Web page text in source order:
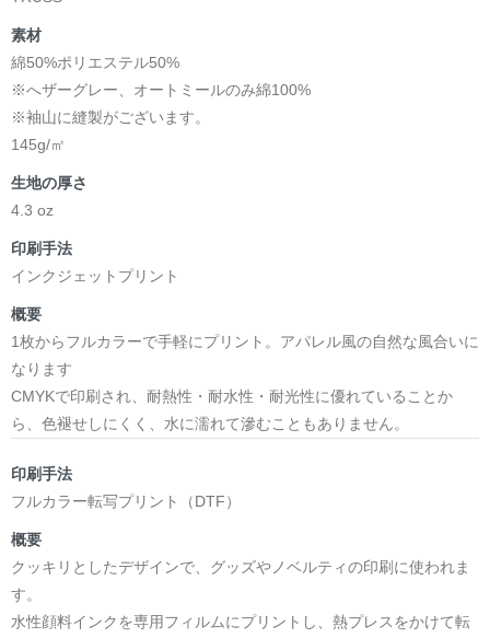
素材
綿50%ポリエステル50%
※へザーグレー、オートミールのみ綿100%
※袖山に縫製がございます。
145g/㎡
生地の厚さ
4.3 oz
印刷手法
インクジェットプリント
概要
1枚からフルカラーで手軽にプリント。アパレル風の自然な風合いに
なります
CMYKで印刷され、耐熱性・耐水性・耐光性に優れていることか
ら、色褪せしにくく、水に濡れて滲むこともありません。
印刷手法
フルカラー転写プリント（DTF）
概要
クッキリとしたデザインで、グッズやノベルティの印刷に使われま
す。
水性顔料インクを専用フィルムにプリントし、熱プレスをかけて転